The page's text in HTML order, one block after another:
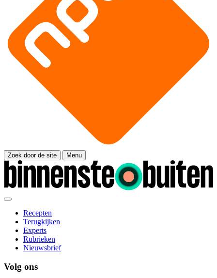
Zoek door de site Menu
Recepten
Terugkijken
Experts
Rubrieken
Nieuwsbrief
Volg ons